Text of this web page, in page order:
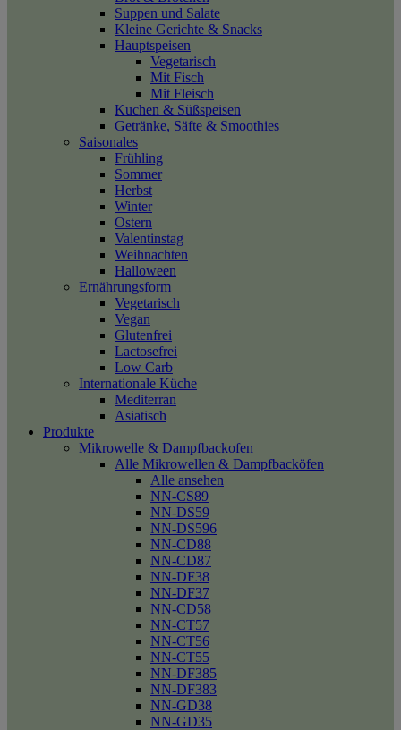
Suppen und Salate
Kleine Gerichte & Snacks
Hauptspeisen
Vegetarisch
Mit Fisch
Mit Fleisch
Kuchen & Süßspeisen
Getränke, Säfte & Smoothies
Saisonales
Frühling
Sommer
Herbst
Winter
Ostern
Valentinstag
Weihnachten
Halloween
Ernährungsform
Vegetarisch
Vegan
Glutenfrei
Lactosefrei
Low Carb
Internationale Küche
Mediterran
Asiatisch
Produkte
Mikrowelle & Dampfbackofen
Alle Mikrowellen & Dampfbacköfen
Alle ansehen
NN-CS89
NN-DS59
NN-DS596
NN-CD88
NN-CD87
NN-DF38
NN-DF37
NN-CD58
NN-CT57
NN-CT56
NN-CT55
NN-DF385
NN-DF383
NN-GD38
NN-GD35